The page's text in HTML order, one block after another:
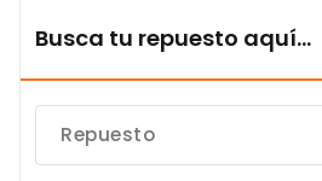
Busca tu repuesto aquí...